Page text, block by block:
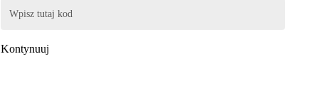
Wpisz tutaj kod
Kontynuuj